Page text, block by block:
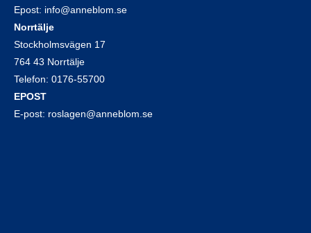
Epost: info@anneblom.se
Norrtälje
Stockholmsvägen 17
764 43 Norrtälje
Telefon: 0176-55700
EPOST
E-post: roslagen@anneblom.se